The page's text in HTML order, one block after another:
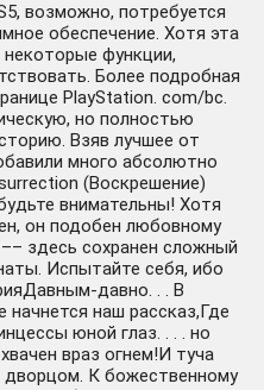
возможно, потребуется
обеспечение. Хотя эта
некоторые функции,
Более подробная
PlayStation. com/bc.
но полностью
Взяв лучшее от
много абсолютно
(Воскрешение)
внимательны! Хотя
он подобен любовному
здесь сохранен сложный
Испытайте себя, ибо
давно. . . В
начнется наш рассказ,Где
юной глаз. . . . но
враз огнем!И туча
дворцом. К божественному